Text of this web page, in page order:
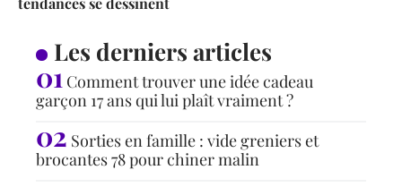
Les derniers articles
Comment trouver une idée cadeau
garçon 17 ans qui lui plaît vraiment ?
Sorties en famille : vide greniers et
brocantes 78 pour chiner malin